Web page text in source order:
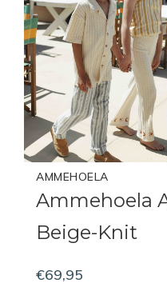
AMMEHOELA
Ammehoela
Beige-Knit
€69,95